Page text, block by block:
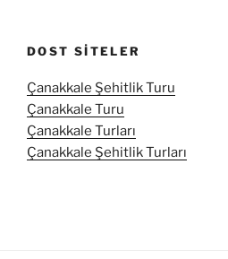
DOST SITELER
Çanakkale Şehitlik Turu
Çanakkale Turu
Çanakkale Turları
Çanakkale Şehitlik Turları